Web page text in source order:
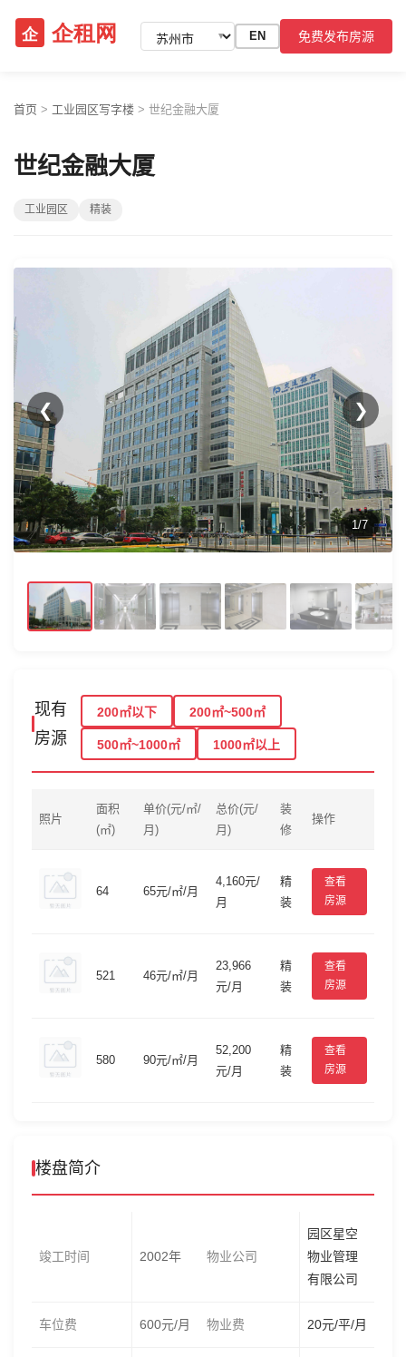
▼ EN 免费发布房源
首页 > 工业园区写字楼 > 世纪金融大厦
世纪金融大厦
工业园区 精装
❮ ❯
1/7
现有
房源
200㎡以下 200㎡~500㎡
500㎡~1000㎡ 1000㎡以上
照片
面积
(㎡)
单价(元/㎡/
月)
总价(元/
月)
装
修
操作
64 65元/㎡/月
4,160元/
月
精
装
查看
房源
521 46元/㎡/月
23,966
元/月
精
装
查看
房源
580 90元/㎡/月
52,200
元/月
精
装
查看
房源
楼盘简介
竣工时间 2002年 物业公司
园区星空
物业管理
有限公司
车位费 600元/月 物业费 20元/平/月